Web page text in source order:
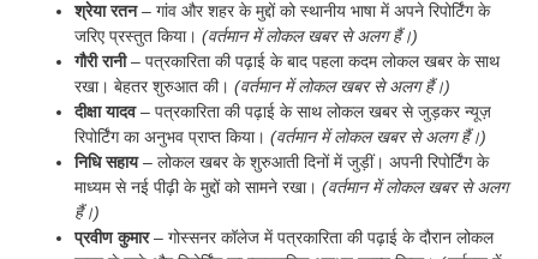
श्रेया रतन– गांव और शहर के मुद्दों को स्थानीय भाषा में अपने रिपोर्टिंग के
जरिए प्रस्तुत किया। (वर्तमान में लोकल खबर से अलग हैं।)
गौरी रानी– पत्रकारिता की पढ़ाई के बाद पहला कदम लोकल खबर के साथ
रखा। बेहतर शुरुआत की। (वर्तमान में लोकल खबर से अलग हैं।)
दीक्षा यादव– पत्रकारिता की पढ़ाई के साथ लोकल खबर से जुड़कर न्यूज़
रिपोर्टिंग का अनुभव प्राप्त किया। (वर्तमान में लोकल खबर से अलग हैं।)
निधि सहाय– लोकल खबर के शुरुआती दिनों में जुड़ीं। अपनी रिपोर्टिंग के
माध्यम से नई पीढ़ी के मुद्दों को सामने रखा। (वर्तमान में लोकल खबर से अलग
हैं।)
प्रवीण कुमार– गोस्सनर कॉलेज में पत्रकारिता की पढ़ाई के दौरान लोकल